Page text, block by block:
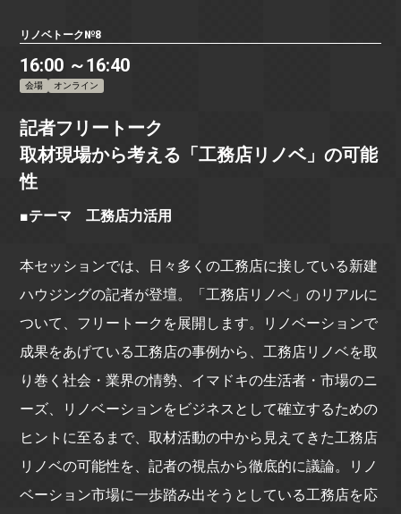
リノベトーク№8
16:00 ～16:40
会場 オンライン
記者フリートーク
取材現場から考える「工務店リノベ」の可能
性
■テーマ 工務店力活用
本セッションでは、日々多くの工務店に接している新建
ハウジングの記者が登壇。「工務店リノベ」のリアルに
ついて、フリートークを展開します。リノベーションで
成果をあげている工務店の事例から、工務店リノベを取
り巻く社会・業界の情勢、イマドキの生活者・市場のニ
ーズ、リノベーションをビジネスとして確立するための
ヒントに至るまで、取材活動の中から見えてきた工務店
リノベの可能性を、記者の視点から徹底的に議論。リノ
ベーション市場に一歩踏み出そうとしている工務店を応